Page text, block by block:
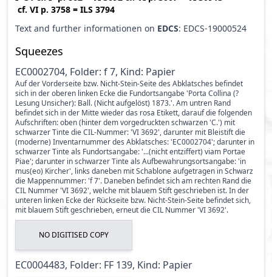
cf. VI p. 3758 = ILS 3794
Text and further informationen on EDCS: EDCS-19000524
Squeezes
EC0002704, Folder: f 7, Kind: Papier
Auf der Vorderseite bzw. Nicht-Stein-Seite des Abklatsches befindet
sich in der oberen linken Ecke die Fundortsangabe 'Porta Collina (?
Lesung Unsicher): Ball. (Nicht aufgelöst) 1873.'. Am untren Rand
befindet sich in der Mitte wieder das rosa Etikett, darauf die folgenden
Aufschriften: oben (hinter dem vorgedruckten schwarzen 'C.') mit
schwarzer Tinte die CIL-Nummer: 'VI 3692', darunter mit Bleistift die
(moderne) Inventarnummer des Abklatsches: 'EC0002704'; darunter in
schwarzer Tinte als Fundortsangabe: '...(nicht entziffert) viam Portae
Piae'; darunter in schwarzer Tinte als Aufbewahrungsortsangabe: 'in
mus(eo) Kircher', links daneben mit Schablone aufgetragen in Schwarz
die Mappennummer: 'f 7'. Daneben befindet sich am rechten Rand die
CIL Nummer 'VI 3692', welche mit blauem Stift geschrieben ist. In der
unteren linken Ecke der Rückseite bzw. Nicht-Stein-Seite befindet sich,
mit blauem Stift geschrieben, erneut die CIL Nummer 'VI 3692'.
NO DIGITISED COPY
EC0004483, Folder: FF 139, Kind: Papier